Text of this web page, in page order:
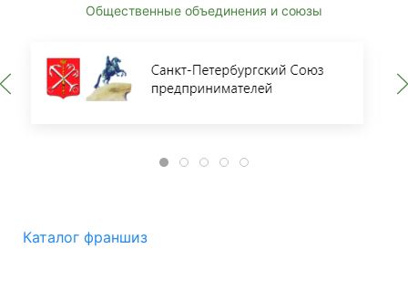
Общественные объединения и союзы
Каталог франшиз